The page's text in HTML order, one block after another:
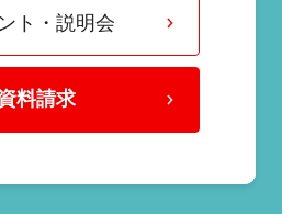
ト・説明会
料請求